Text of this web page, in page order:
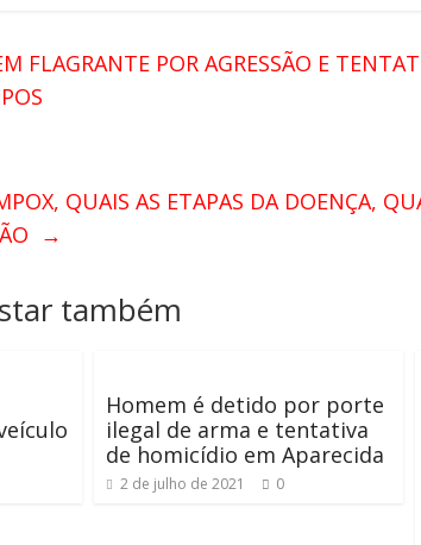
FLAGRANTE POR AGRESSÃO E
QUAIS AS ETAPAS DA DOENÇA,
→
também
Homem é detido por porte
ilegal de arma e tentativa
de homicídio em Aparecida
2 de julho de 2021 0